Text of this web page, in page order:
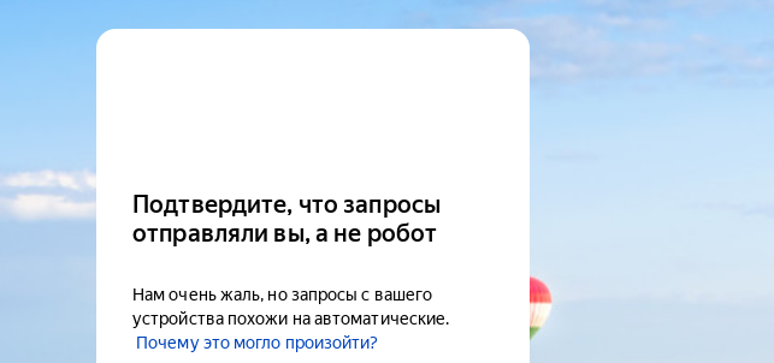
Подтвердите, что запросы
отправляли вы, а не робот
Нам очень жаль, но запросы с вашего
устройства похожи на автоматические.
Почему это могло произойти?